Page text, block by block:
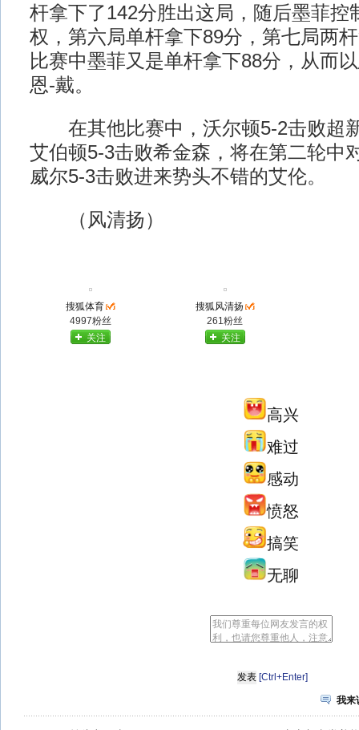
杆拿下了142分胜出这局，随后墨菲控
权，第六局单杆拿下89分，第七局两
比赛中墨菲又是单杆拿下88分，从而
恩-戴。
在其他比赛中，沃尔顿5-2击败超
艾伯顿5-3击败希金森，将在第二轮中
威尔5-3击败进来势头不错的艾伦。
（风清扬）
搜狐体育
4997粉丝
关注
搜狐风清扬
261粉丝
关注
高兴
难过
感动
愤怒
搞笑
无聊
[Ctrl+Enter]
我来